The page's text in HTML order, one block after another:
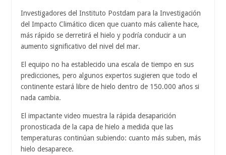
Investigadores del Instituto Postdam para la Investigación
del Impacto Climático dicen que cuanto más caliente hace,
más rápido se derretirá el hielo y podría conducir a un
aumento significativo del nivel del mar.
El equipo no ha establecido una escala de tiempo en sus
predicciones, pero algunos expertos sugieren que todo el
continente estará libre de hielo dentro de 150.000 años si
nada cambia.
El impactante video muestra la rápida desaparición
pronosticada de la capa de hielo a medida que las
temperaturas continúan subiendo: cuanto más suben, más
hielo desaparece.